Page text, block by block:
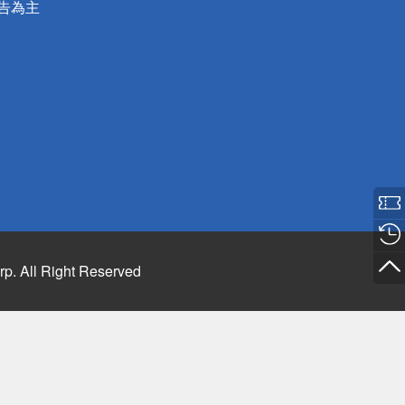
為主
All Right Reserved